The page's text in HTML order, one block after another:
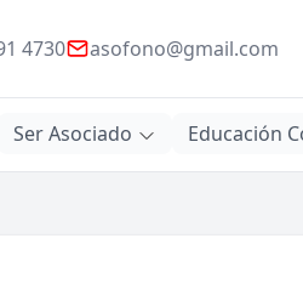
4730 asofono@gmail.com
Ser Asociado Educación